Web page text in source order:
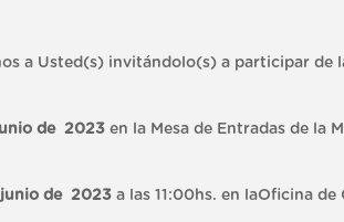
a participar de la
de 2023en la Mesa de Entradas de la
junio de 2023a las 11:00hs. en laOficina de